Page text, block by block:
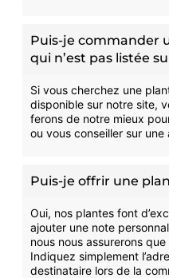
Puis-je commander
qui n’est pas listée
Si vous cherchez une
disponible sur notre site,
ferons de notre mieux
ou vous conseiller sur une
Puis-je offrir une
Oui, nos plantes font
ajouter une note
nous nous assurerons
Indiquez simplement
destinataire lors de la